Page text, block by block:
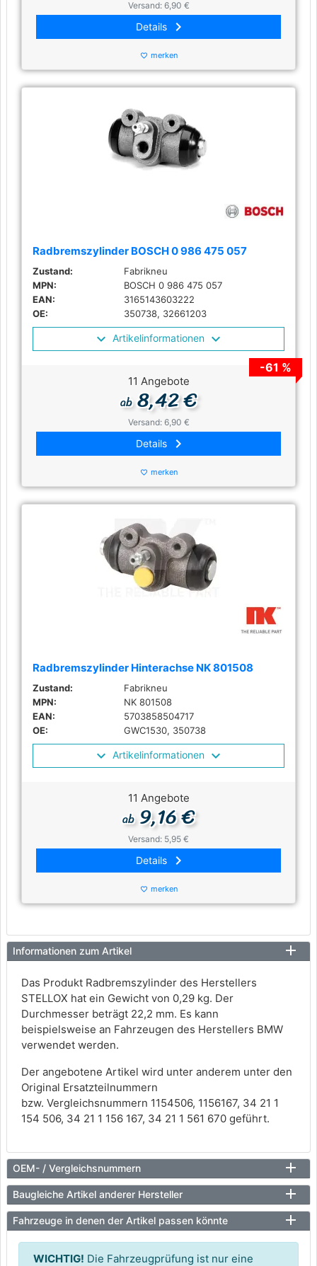
Versand: 6,90 €
Details keyboard_arrow_right
favorite_border merken
Radbremszylinder BOSCH 0 986 475 057
Zustand:
Fabrikneu
MPN:
BOSCH 0 986 475 057
EAN:
3165143603222
OE:
350738, 32661203
Artikelinformationen
-61 %
11 Angebote
ab8,42 €
Versand: 6,90 €
Details keyboard_arrow_right
favorite_border merken
Radbremszylinder Hinterachse NK 801508
Zustand:
Fabrikneu
MPN:
NK 801508
EAN:
5703858504717
OE:
GWC1530, 350738
Artikelinformationen
11 Angebote
ab9,16 €
Versand: 5,95 €
Details keyboard_arrow_right
favorite_border merken
Informationen zum Artikel
Das Produkt Radbremszylinder des Herstellers
STELLOX hat ein Gewicht von 0,29 kg. Der
Durchmesser beträgt 22,2 mm. Es kann
beispielsweise an Fahrzeugen des Herstellers BMW
verwendet werden.
Der angebotene Artikel wird unter anderem unter den
Original Ersatzteilnummern
bzw. Vergleichsnummern 1154506, 1156167, 34 21 1
154 506, 34 21 1 156 167, 34 21 1 561 670 geführt.
OEM- / Vergleichsnummern
Baugleiche Artikel anderer Hersteller
Fahrzeuge in denen der Artikel passen könnte
WICHTIG! Die Fahrzeugprüfung ist nur eine